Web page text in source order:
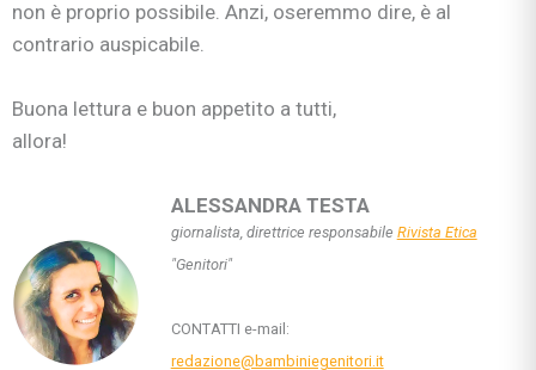
non è proprio possibile. Anzi, oseremmo dire, è al
contrario auspicabile.
Buona lettura e buon appetito a tutti,
allora!
ALESSANDRA TESTA
giornalista, direttrice responsabile Rivista Etica
"Genitori"
CONTATTI e-mail:
redazione@bambiniegenitori.it